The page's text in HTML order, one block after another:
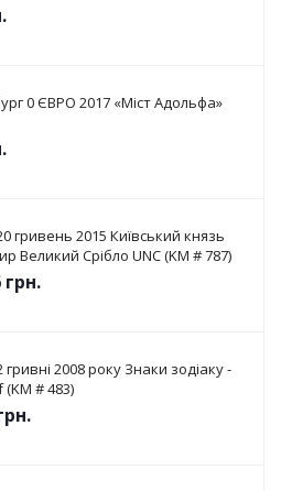
0 ЄВРО 2017 «Міст Адольфа»
гривень 2015 Київський князь
Великий Срібло UNC (KM # 787)
грн.
гривні 2008 року Знаки зодіаку -
# 483)